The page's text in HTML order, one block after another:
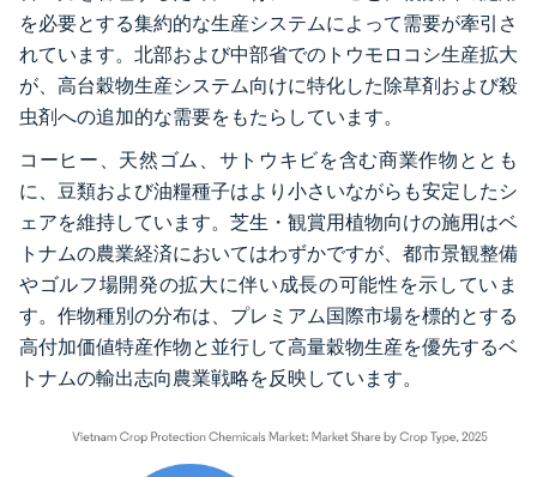
を必要とする集約的な生産システムによって需要が牽引さ
れています。北部および中部省でのトウモロコシ生産拡大
が、高台穀物生産システム向けに特化した除草剤および殺
虫剤への追加的な需要をもたらしています。
コーヒー、天然ゴム、サトウキビを含む商業作物ととも
に、豆類および油糧種子はより小さいながらも安定したシ
ェアを維持しています。芝生・観賞用植物向けの施用はベ
トナムの農業経済においてはわずかですが、都市景観整備
やゴルフ場開発の拡大に伴い成長の可能性を示していま
す。作物種別の分布は、プレミアム国際市場を標的とする
高付加価値特産作物と並行して高量穀物生産を優先するベ
トナムの輸出志向農業戦略を反映しています。